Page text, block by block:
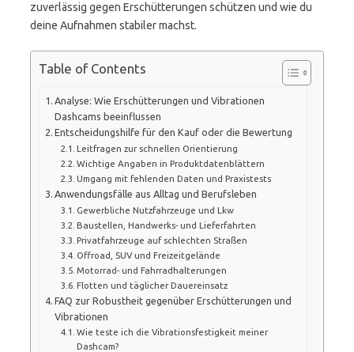
zuverlässig gegen Erschütterungen schützen und wie du
deine Aufnahmen stabiler machst.
Table of Contents
Analyse: Wie Erschütterungen und Vibrationen
Dashcams beeinflussen
Entscheidungshilfe für den Kauf oder die Bewertung
Leitfragen zur schnellen Orientierung
Wichtige Angaben in Produktdatenblättern
Umgang mit fehlenden Daten und Praxistests
Anwendungsfälle aus Alltag und Berufsleben
Gewerbliche Nutzfahrzeuge und Lkw
Baustellen, Handwerks- und Lieferfahrten
Privatfahrzeuge auf schlechten Straßen
Offroad, SUV und Freizeitgelände
Motorrad- und Fahrradhalterungen
Flotten und täglicher Dauereinsatz
FAQ zur Robustheit gegenüber Erschütterungen und
Vibrationen
Wie teste ich die Vibrationsfestigkeit meiner
Dashcam?